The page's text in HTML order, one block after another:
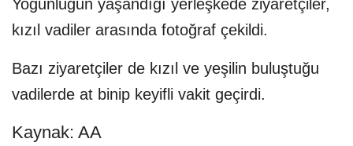
Yoğunluğun yaşandığı yerleşkede ziyaretçiler,
kızıl vadiler arasında fotoğraf çekildi.
Bazı ziyaretçiler de kızıl ve yeşilin buluştuğu
vadilerde at binip keyifli vakit geçirdi.
Kaynak: AA